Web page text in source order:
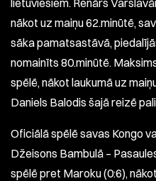
lietuviešiem. Renārs
nākot uz maiņu 62.minūtē,
sāka pamatsastāvā,
nomainīts 80.minūtē.
spēlē, nākot laukumā uz
Daniels Balodis šajā reizē
Oficiālā spēlē savas Kongo
Džeisons Bambulā –
spēlē pret Maroku (0:6),